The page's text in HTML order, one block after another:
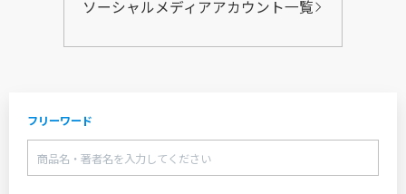
ソーシャルメディアアカウント一覧
フリーワード